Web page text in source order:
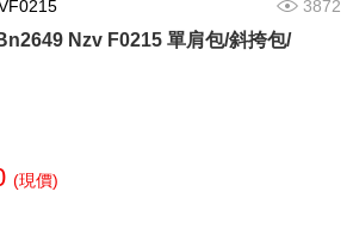
3872
Nzv F0215 單肩包/斜挎包/
(現價)